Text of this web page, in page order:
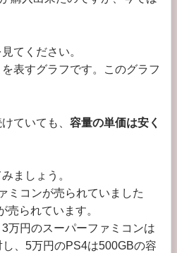
てください。
を表すグラフです。このグラフ
ていても、 容量の単価は安く
ましょう。
ミコンが売られていました
売られています。
万円のスーパーファミコンは
、5万円のPS4は500GBの容